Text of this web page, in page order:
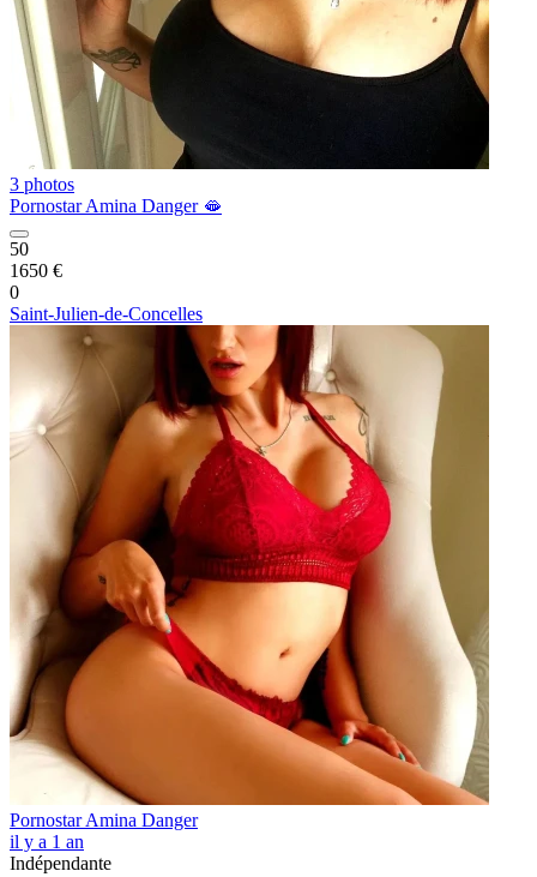
3 photos
Pornostar Amina Danger 🫦
50
1650 €
0
Saint-Julien-de-Concelles
Pornostar Amina Danger
il y a 1 an
Indépendante